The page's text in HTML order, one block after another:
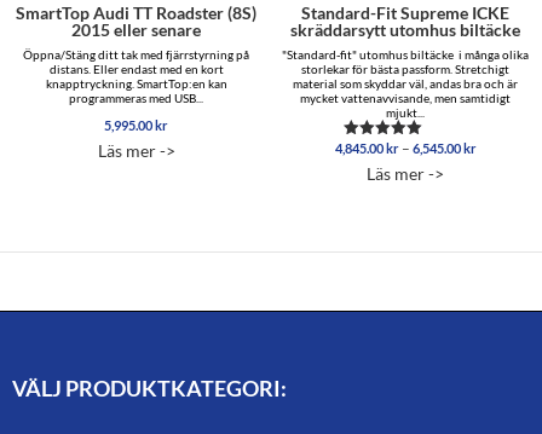
SmartTop Audi TT Roadster (8S)
2015 eller senare
Öppna/Stäng ditt tak med fjärrstyrning på
distans. Eller endast med en kort
knapptryckning. SmartTop:en kan
programmeras med USB...
5,995.00kr
Läs mer ->
Standard-Fit Supreme ICKE
skräddarsytt utomhus biltäcke
"Standard-fit" utomhus biltäcke i många olika
storlekar för bästa passform. Stretchigt
material som skyddar väl, andas bra och är
mycket vattenavvisande, men samtidigt
mjukt...
Betygsatt
av 5
4,845.00 kr – 6,545.00 kr
Läs mer ->
VÄLJ PRODUKTKATEGORI: